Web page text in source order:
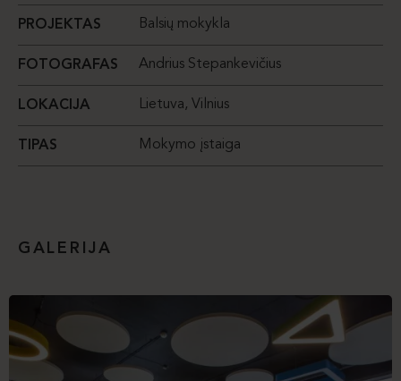
PROJEKTAS Balsių mokykla
FOTOGRAFAS Andrius Stepankevičius
LOKACIJA Lietuva, Vilnius
TIPAS Mokymo įstaiga
GALERIJA